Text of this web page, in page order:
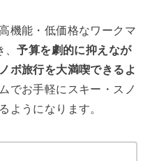
機能・低価格なワークマ
、予算を劇的に抑えなが
ボ旅行を大満喫できるよ
でお手軽にスキー・スノ
ようになります。